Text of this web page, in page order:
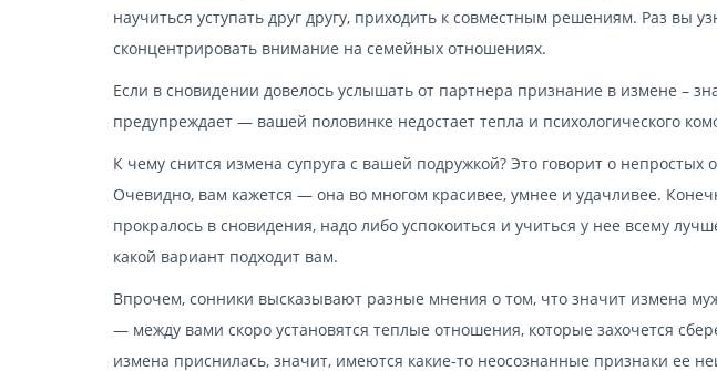
научиться уступать друг другу, приходить к совместным решениям. Раз вы
сконцентрировать внимание на семейных отношениях.
Если в сновидении довелось услышать от партнера признание в измене –
предупреждает — вашей половинке недостает тепла и психологического
К чему снится измена супруга с вашей подружкой? Это говорит о
Очевидно, вам кажется — она во многом красивее, умнее и удачливее.
прокралось в сновидения, надо либо успокоиться и учиться у нее всему
какой вариант подходит вам.
Впрочем, сонники высказывают разные мнения о том, что значит измена
— между вами скоро установятся теплые отношения, которые захочется
измена приснилась, значит, имеются какие-то неосознанные признаки ее